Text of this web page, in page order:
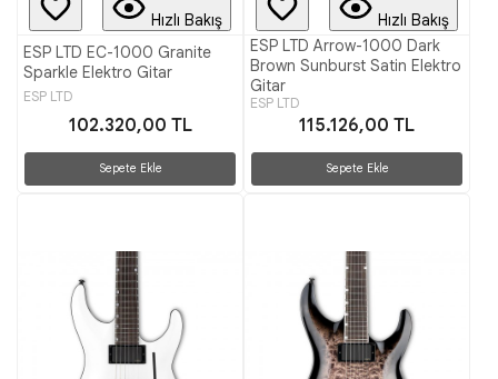
Hızlı Bakış
ESP LTD EC-1000 Granite
Sparkle Elektro Gitar
ESP LTD
102.320,00 TL
Sepete Ekle
Hızlı Bakış
ESP LTD Arrow-1000 Dark
Brown Sunburst Satin Elektro
Gitar
ESP LTD
115.126,00 TL
Sepete Ekle